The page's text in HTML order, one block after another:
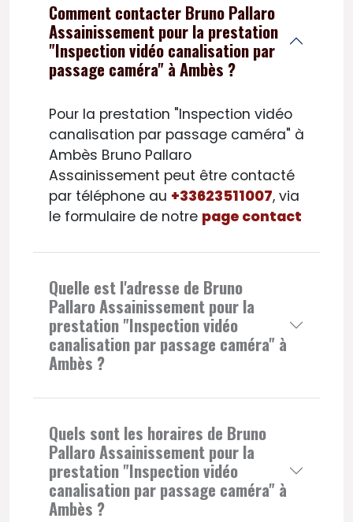
Comment contacter Bruno Pallaro
Assainissement pour la prestation
"Inspection vidéo canalisation par
passage caméra" à Ambès ?
Pour la prestation "Inspection vidéo
canalisation par passage caméra" à
Ambès Bruno Pallaro
Assainissement peut être contacté
par téléphone au +33623511007, via
le formulaire de notre page contact
Quelle est l'adresse de Bruno
Pallaro Assainissement pour la
prestation "Inspection vidéo
canalisation par passage caméra" à
Ambès ?
Quels sont les horaires de Bruno
Pallaro Assainissement pour la
prestation "Inspection vidéo
canalisation par passage caméra" à
Ambès ?